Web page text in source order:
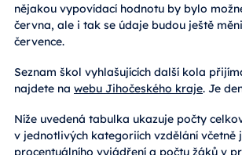
nějakou vypovídací hodnotu by bylo
června, ale i tak se údaje budou ještě
července.
Seznam škol vyhlašujících další kola
najdete na webu Jihočeského kraje. Je
Níže uvedená tabulka ukazuje počty
v jednotlivých kategoriích vzdělání včetně
procentuálního vyjádření a počtu žáků v